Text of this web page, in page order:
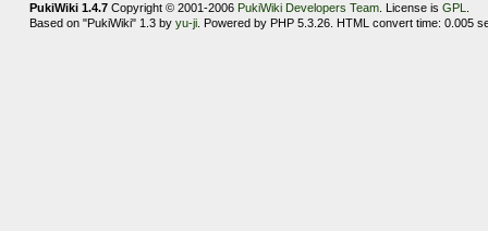
PukiWiki 1.4.7Copyright © 2001-2006 PukiWiki Developers Team. License is GPL
Based on "PukiWiki" 1.3 by yu-ji. Powered by PHP 5.3.26. HTML convert time: 0.005